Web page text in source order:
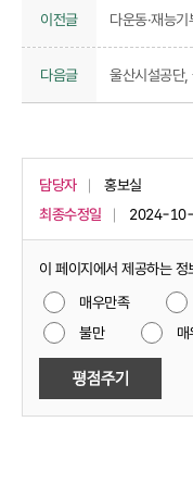
이전글
다음글
담당자 홍보실
최종수정일
2024-
이 페이지에서 제공하는
매우만족
불만
매